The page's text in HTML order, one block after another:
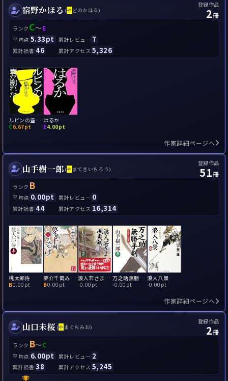
宿野かほる (や どのかほる)
登録作品
2冊
ランク C～E
平均点 5.33pt 累計レビュー 7
累計読書 46 累計アクセス 5,326
ルビンの壺が割れた
C6.67pt
はるか
E4.00pt
作家詳細ページへ
山手樹一郎 (や まてきいちろう)
登録作品
51冊
ランク B
平均点 0.00pt 累計レビュー 0
累計読書 44 累計アクセス 16,314
桃太郎侍
B0.00pt
夢介千両みやげ
B0.00pt
浪人若さま颯爽剣
-0.00pt
万之助無勝手剣
-0.00pt
浪人八景
-0.00pt
作家詳細ページへ
山口未桜 (やまぐちみお)
登録作品
2冊
ランク B～C
平均点 6.00pt 累計レビュー 2
累計読書 38 累計アクセス 5,245